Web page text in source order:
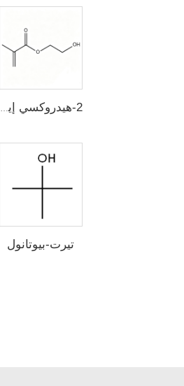
2-هيدروكسي إيثيل ميثاكرايلات
تيرت-بيوتانول